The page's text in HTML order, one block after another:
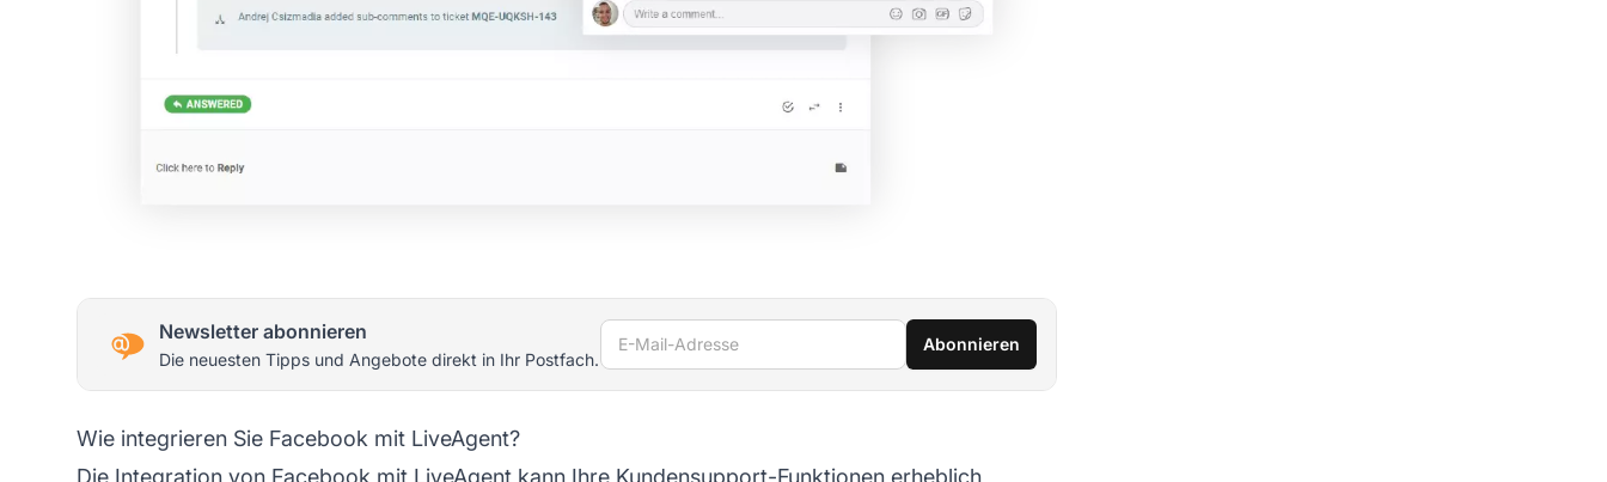
Newsletter abonnieren
Die neuesten Tipps und Angebote direkt in Ihr Postfach.
E-Mail-Adresse Abonnieren
Wie integrieren Sie Facebook mit LiveAgent?
Die Integration von Facebook mit LiveAgent kann Ihre Kundensupport-Funktionen erheblich